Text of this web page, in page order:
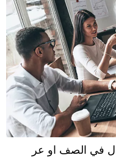
في الصف او عر